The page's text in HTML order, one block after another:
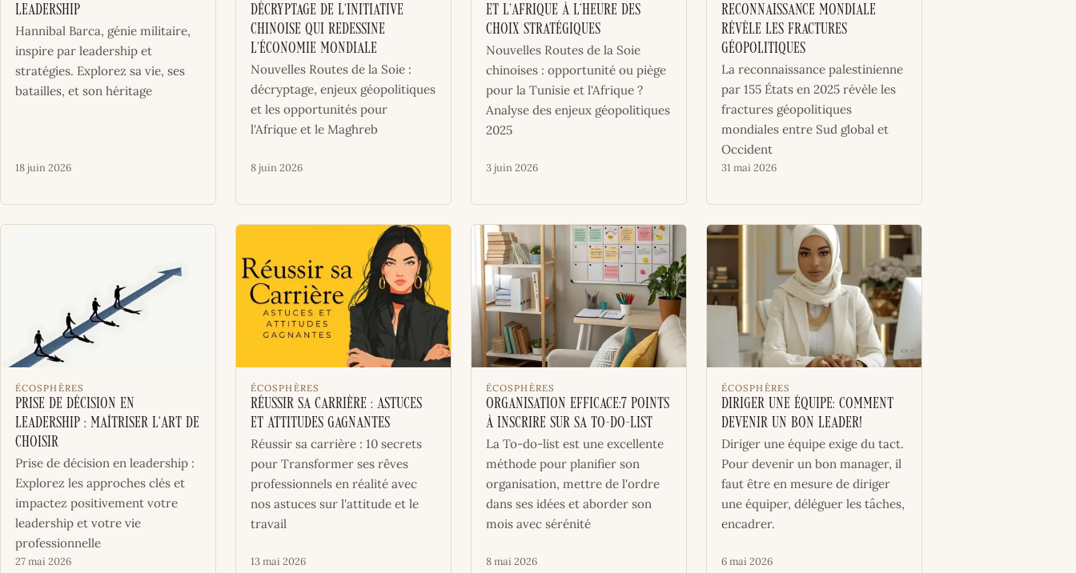
leadership
Hannibal Barca, génie militaire,
inspire par leadership et
stratégies. Explorez sa vie, ses
batailles, et son héritage
18 juin 2026
décryptage de l’initiative
chinoise qui redessine
l’économie mondiale
Nouvelles Routes de la Soie :
décryptage, enjeux géopolitiques
et les opportunités pour
l'Afrique et le Maghreb
8 juin 2026
et l’Afrique à l’heure des
choix stratégiques
Nouvelles Routes de la Soie
chinoises : opportunité ou piège
pour la Tunisie et l'Afrique ?
Analyse des enjeux géopolitiques
2025
3 juin 2026
reconnaissance mondiale
révèle les fractures
géopolitiques
La reconnaissance palestinienne
par 155 États en 2025 révèle les
fractures géopolitiques
mondiales entre Sud global et
Occident
31 mai 2026
ÉCOSPHÈRES
Prise de Décision en
Leadership : Maîtriser l’Art de
Choisir
Prise de décision en leadership :
Explorez les approches clés et
impactez positivement votre
leadership et votre vie
professionnelle
27 mai 2026
ÉCOSPHÈRES
Réussir sa Carrière : Astuces
et Attitudes Gagnantes
Réussir sa carrière : 10 secrets
pour Transformer ses rêves
professionnels en réalité avec
nos astuces sur l'attitude et le
travail
13 mai 2026
ÉCOSPHÈRES
Organisation efficace:7 points
à inscrire sur sa to-do-list
La To-do-list est une excellente
méthode pour planifier son
organisation, mettre de l'ordre
dans ses idées et aborder son
mois avec sérénité
8 mai 2026
ÉCOSPHÈRES
Diriger une équipe: comment
devenir un bon leader!
Diriger une équipe exige du tact.
Pour devenir un bon manager, il
faut être en mesure de diriger
une équiper, déléguer les tâches,
encadrer.
6 mai 2026